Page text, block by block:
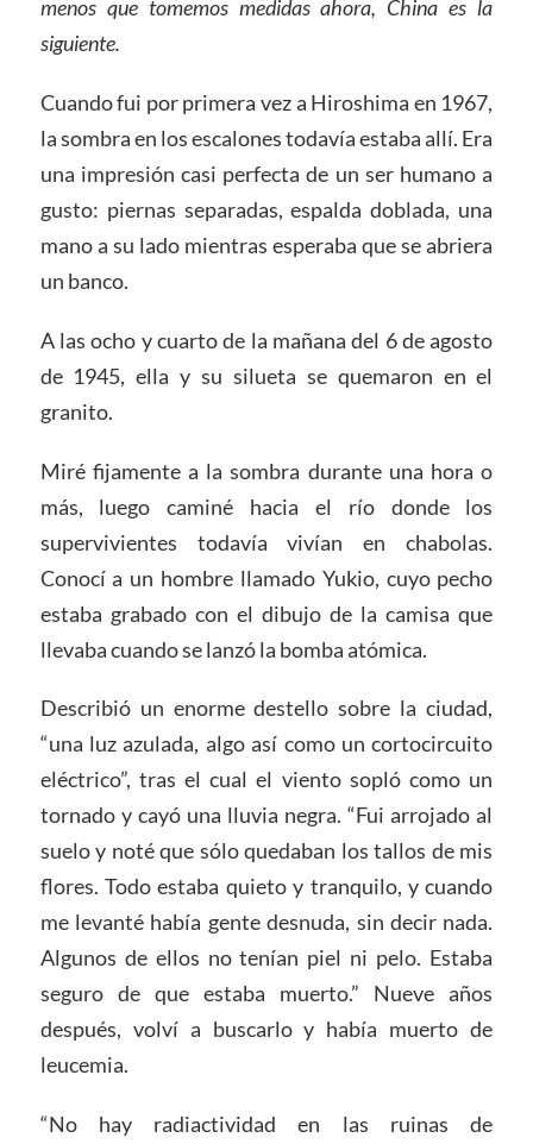
menos que tomemos medidas ahora, China es la
siguiente.
Cuando fui por primera vez a Hiroshima en 1967,
la sombra en los escalones todavía estaba allí. Era
una impresión casi perfecta de un ser humano a
gusto: piernas separadas, espalda doblada, una
mano a su lado mientras esperaba que se abriera
un banco.
A las ocho y cuarto de la mañana del 6 de agosto
de 1945, ella y su silueta se quemaron en el
granito.
Miré fijamente a la sombra durante una hora o
más, luego caminé hacia el río donde los
supervivientes todavía vivían en chabolas.
Conocí a un hombre llamado Yukio, cuyo pecho
estaba grabado con el dibujo de la camisa que
llevaba cuando se lanzó la bomba atómica.
Describió un enorme destello sobre la ciudad,
“una luz azulada, algo así como un cortocircuito
eléctrico”, tras el cual el viento sopló como un
tornado y cayó una lluvia negra. “Fui arrojado al
suelo y noté que sólo quedaban los tallos de mis
flores. Todo estaba quieto y tranquilo, y cuando
me levanté había gente desnuda, sin decir nada.
Algunos de ellos no tenían piel ni pelo. Estaba
seguro de que estaba muerto.” Nueve años
después, volví a buscarlo y había muerto de
leucemia.
“No hay radiactividad en las ruinas de